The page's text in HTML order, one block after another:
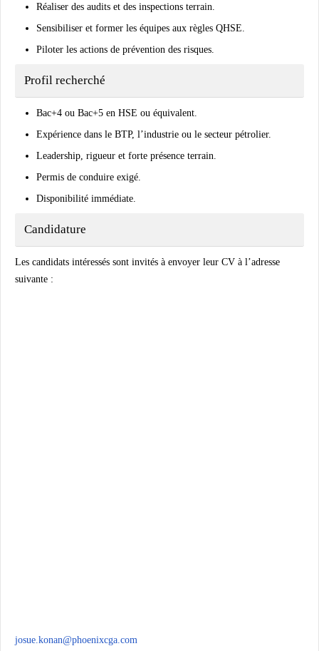
Réaliser des audits et des inspections terrain.
Sensibiliser et former les équipes aux règles QHSE.
Piloter les actions de prévention des risques.
Profil recherché
Bac+4 ou Bac+5 en HSE ou équivalent.
Expérience dans le BTP, l’industrie ou le secteur pétrolier.
Leadership, rigueur et forte présence terrain.
Permis de conduire exigé.
Disponibilité immédiate.
Candidature
Les candidats intéressés sont invités à envoyer leur CV à l’adresse
suivante :
josue.konan@phoenixcga.com